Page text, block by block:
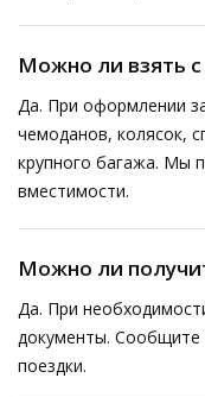
Можно ли взять
Да. При оформлении
чемоданов, колясок,
крупного багажа. Мы
вместимости.
Можно ли
Да. При
документы.
поездки.